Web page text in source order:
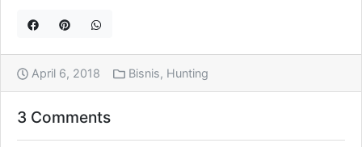
F
a
c
e
o
k
(
L
i
n
k
I
n
(
W
h
a
t
(
April 6, 2018 Bisnis, Hunting
3 Comments